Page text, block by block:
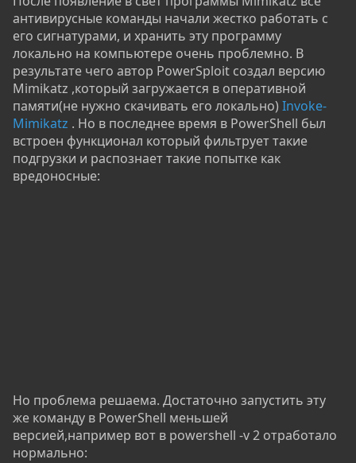
антивирусные команды начали жестко работать с
его сигнатурами, и хранить эту программу
локально на компьютере очень проблемно. В
результате чего автор PowerSploit создал версию
Mimikatz ,который загружается в оперативной
памяти(не нужно скачивать его локально) Invoke-
Mimikatz . Но в последнее время в PowerShell был
встроен функционал который фильтрует такие
подгрузки и распознает такие попытке как
вредоносные:
Но проблема решаема. Достаточно запустить эту
же команду в PowerShell меньшей
версией,например вот в powershell -v 2 отработало
нормально: